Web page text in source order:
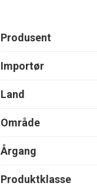
Produsent
Importør
Land
Område
Årgang
Produktklasse